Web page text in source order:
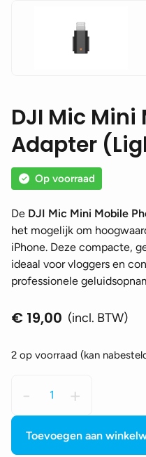
DJI Mic Mini
Adapter
Op voorraad
De DJI Mic Mini Mobile
het mogelijk om
iPhone. Deze compacte,
ideaal voor vloggers en
professionele
€ 19,00 (incl. BTW)
2 op voorraad (kan
-
Mic
Mini
Mobile
Phone
+
Toevoegen aan